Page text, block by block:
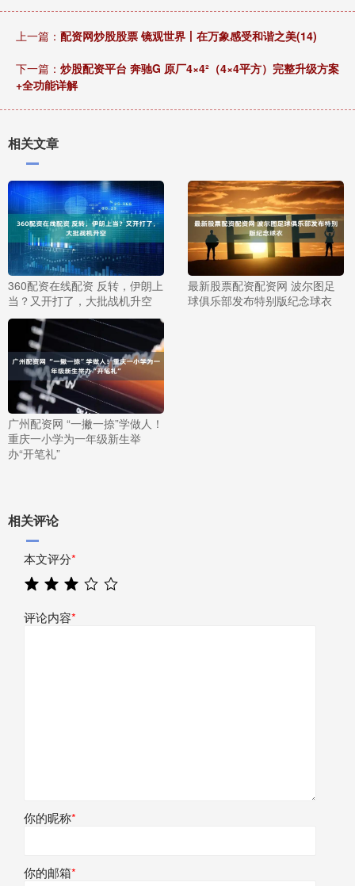
上一篇： 配资网炒股股票 镜观世界丨在万象感受和谐之美(14)
下一篇： 炒股配资平台 奔驰G 原厂4×4²（4×4平方）完整升级方案
+全功能详解
相关文章
360配资在线配资 反转，伊朗上
当？又开打了，大批战机升空
最新股票配资配资网 波尔图足
球俱乐部发布特别版纪念球衣
广州配资网 “一撇一捺”学做人！
重庆一小学为一年级新生举
办“开笔礼”
相关评论
本文评分*
评论内容*
你的昵称*
你的邮箱*